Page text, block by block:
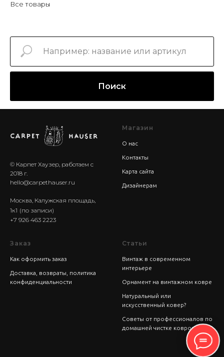
Все товары
Поиск
© Карпет Хаузер, работаем с
2018 г.
hello@carpethauser.ru
Москва, Калужская площадь,
1к1 (по записи)
+7 926 463 2223
Магазин
О нас
Контакты
Карта сайта
Дизайнерам
Заказ
Как оформить заказ
Доставка, возвраты, политика
конфиденциальности
Статьи
Винтаж в современном
интерьере
Орнамент на винтажном ковре
Натуральный или
искусственный ковер?
Советы от профессионалов по
домашней чистке ковров